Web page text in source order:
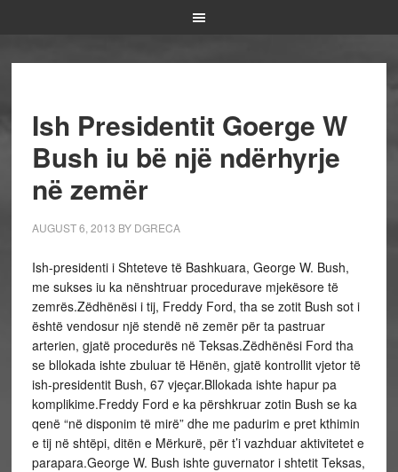
Ish Presidentit Goerge W
Bush iu bë një ndërhyrje
në zemër
AUGUST 6, 2013 BY DGRECA
Ish-presidenti i Shteteve të Bashkuara, George W. Bush,
me sukses iu ka nënshtruar procedurave mjekësore të
zemrës.Zëdhënësi i tij, Freddy Ford, tha se zotit Bush sot i
është vendosur një stendë në zemër për ta pastruar
arterien, gjatë procedurës në Teksas.Zëdhënësi Ford tha
se bllokada ishte zbuluar të Hënën, gjatë kontrollit vjetor të
ish-presidentit Bush, 67 vjeçar.Bllokada ishte hapur pa
komplikime.Freddy Ford e ka përshkruar zotin Bush se ka
qenë “në disponim të mirë” dhe me padurim e pret kthimin
e tij në shtëpi, ditën e Mërkurë, për t’i vazhduar aktivitetet e
parapara.George W. Bush ishte guvernator i shtetit Teksas,